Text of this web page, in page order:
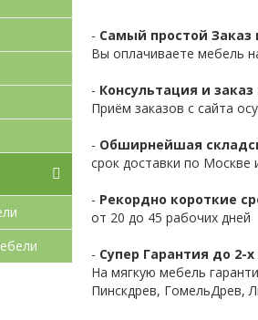
- Самый простой
Вы оплачиваете мебель
- Консультация и
Приём заказов с сайта
- Обширнейшая
срок доставки по
- Рекордно короткие
от 20 до 45 рабочих дней
- Супер Гарантия до 2-х
На мягкую мебель
Пинскдрев, ГомельДрев,